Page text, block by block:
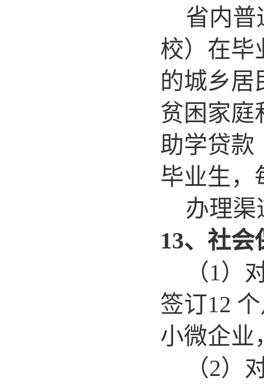
省内普
校）在毕
的城乡居
贫困家庭
助学贷款
毕业生，
办理渠
13、社会
（1）
签订12
小微企业
（2）